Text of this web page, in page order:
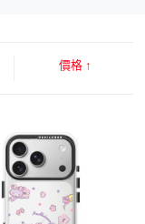
價格 ↑